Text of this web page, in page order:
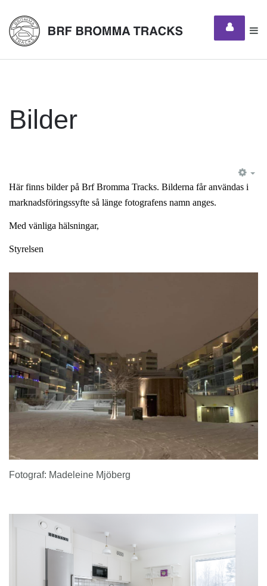
Bilder
Här finns bilder på Brf Bromma Tracks. Bilderna får användas i
marknadsföringssyfte så länge fotografens namn anges.
Med vänliga hälsningar,
Styrelsen
Fotograf: Madeleine Mjöberg